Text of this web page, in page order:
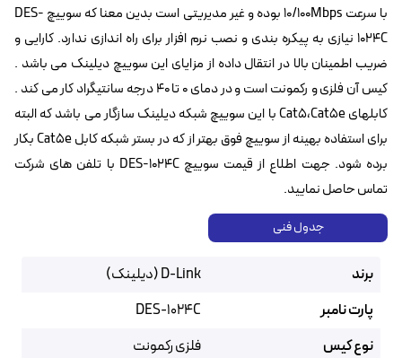
با سرعت 10/100Mbps بوده و غیر مدیریتی است بدین معنا که سوییچ DES-
1024C نیازی به پیکره بندی و نصب نرم افزار برای راه اندازی ندارد. کارایی و
ضریب اطمینان بالا در انتقال داده از مزایای این سوییچ دیلینک می باشد .
کیس آن فلزی و رکمونت است و در دمای ۰ تا ۴۰ درجه سانتیگراد کار می کند .
کابلهای Cat5،Cat5e با این سوییچ شبکه دیلینک سازگار می باشد که البته
برای استفاده بهینه از سوییچ فوق بهتر از که در بستر شبکه کابل Cat5e بکار
برده شود. جهت اطلاع از قیمت سوییچ DES-1024C با تلفن های شرکت
تماس حاصل نمایید.
جدول فنی
برند
D-Link (دیلینک)
پارت نامبر
DES-1024C
نوع کیس
فلزی رکمونت